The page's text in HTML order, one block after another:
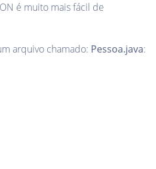
é muito mais fácil de
arquivo chamado: Pessoa.java: